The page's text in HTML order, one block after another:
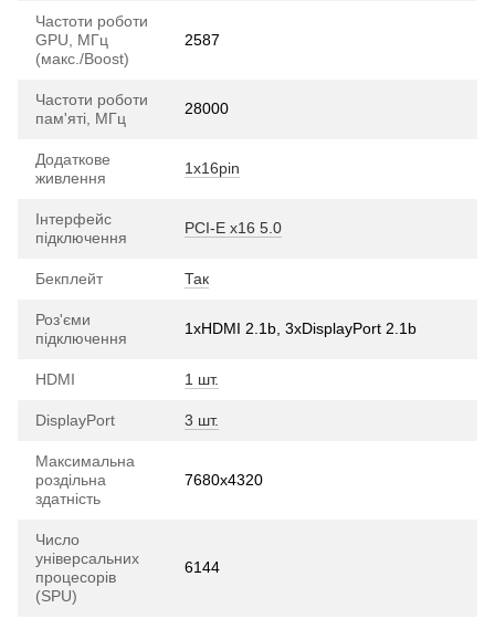
Частоти роботи
GPU, МГц
(макс./Boost)
2587
Частоти роботи
пам'яті, МГц
28000
Додаткове
живлення
1х16pin
Інтерфейс
підключення
PCI-E х16 5.0
Бекплейт Так
Роз'єми
підключення
1xHDMI 2.1b, 3хDisplayPort 2.1b
HDMI 1 шт.
DisplayPort 3 шт.
Максимальна
роздільна
здатність
7680x4320
Число
універсальних
процесорів
(SPU)
6144